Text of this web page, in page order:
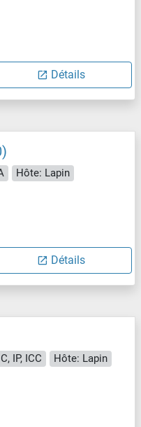
Détails
Hôte: Lapin
Détails
IP, ICC
Hôte: Lapin